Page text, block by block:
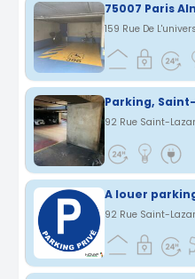
75007 Paris
159 Rue De
Parking,
92 Rue Saint-